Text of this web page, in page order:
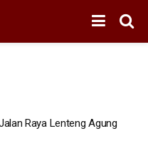
Raya Lenteng Agung